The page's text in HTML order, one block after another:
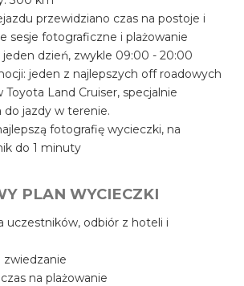
przewidziano czas na postoje i
sesje fotograficzne i plażowanie
jeden dzień, zwykle 09:00 - 20:00
jeden z najlepszych off roadowych
Land Cruiser, specjalnie
do jazdy w terenie.
fotografię wycieczki, na
do 1 minuty
PLAN WYCIECZKI
uczestników, odbiór z hoteli i
zwiedzanie
na plażowanie